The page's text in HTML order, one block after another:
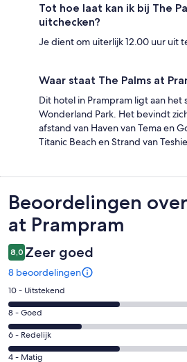
Tot hoe laat kan ik bij The
uitchecken?
Je dient om uiterlijk 12.00 uur uit
Waar staat The Palms at
Dit hotel in Prampram ligt aan het
Wonderland Park. Het bevindt
afstand van Haven van Tema en
Titanic Beach en Strand van
Beoordelingen
Beoordelingen
at Prampram
8,0 Zeer goed
8 beoordelingen
Gastenscore:
10
-
Uitstekend.
3
10 - Uitstekend
Gastenscore:
8
-
Goed.
8 - Goed
Gastenscore:
6
6 - Redelijk
Gastenscore:
4 - Matig